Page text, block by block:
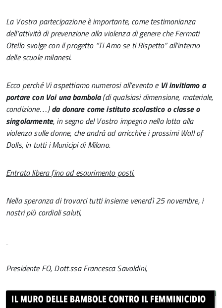
La Vostra partecipazione è importante, come testimonianza
dell’attività di prevenzione alla violenza di genere che Fermati
Otello svolge con il progetto “Ti Amo se ti Rispetto” all’interno
delle scuole milanesi.
Ecco perché Vi aspettiamo numerosi all’evento e Vi invitiamo a
portare con Voi una bambola(di qualsiasi dimensione, materiale,
condizione…)da donare come istituto scolastico o classe o
singolarmente, in segno del Vostro impegno nella lotta alla
violenza sulle donne, che andrà ad arricchire i prossimi Wall of
Dolls, in tutti i Municipi di Milano.
Entrata libera fino ad esaurimento posti.
Nella speranza di trovarci tutti insieme venerdì 25 novembre, i
nostri più cordiali saluti,
Presidente FO, Dott.ssa Francesca Savoldini,